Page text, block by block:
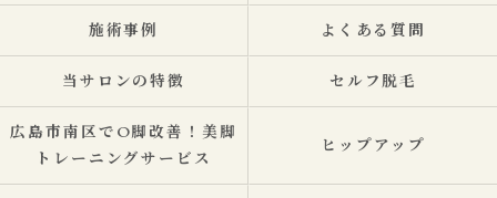
施術事例 よくある質問
当サロンの特徴 セルフ脱毛
広島市南区でO脚改善！美脚
トレーニングサービス
ヒップアップ